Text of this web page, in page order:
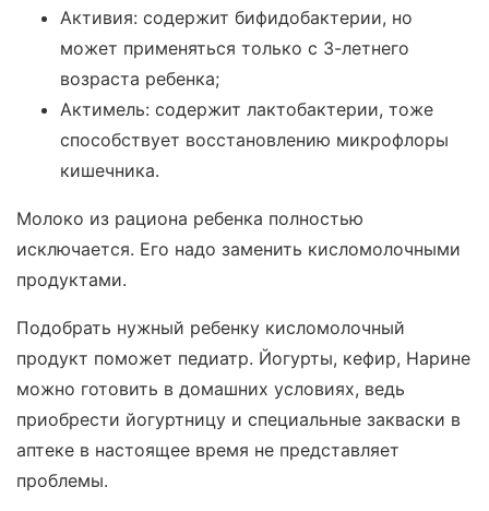
Активия: содержит бифидобактерии, но
может применяться только с 3-летнего
возраста ребенка;
Актимель: содержит лактобактерии, тоже
способствует восстановлению микрофлоры
кишечника.
Молоко из рациона ребенка полностью
исключается. Его надо заменить кисломолочными
продуктами.
Подобрать нужный ребенку кисломолочный
продукт поможет педиатр. Йогурты, кефир, Нарине
можно готовить в домашних условиях, ведь
приобрести йогуртницу и специальные закваски в
аптеке в настоящее время не представляет
проблемы.